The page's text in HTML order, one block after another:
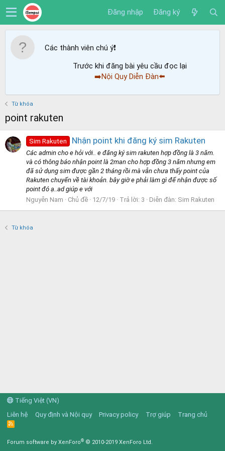
Đăng nhập Đăng ký
Các thành viên chú ý❗️
Trước khi đăng bài yêu cầu đọc lại
➡️Nội Quy Diễn Đàn⬅️
Từ khóa
point rakuten
Sim Rakuten Nhận point khi đăng ký sim Rakuten
Các admin cho e hỏi với.. e đăng ký sim rakuten hợp đồng là 3 năm.
và có thông báo nhận point là 2man cho hợp đồng 3 năm nhưng em
đã sử dụng sim được gần 2 tháng rồi mà vẫn chưa thấy point của
Rakuten chuyển về tài khoản. bây giờ e phải làm gì để nhận được số
point đó ạ..ad giúp e với
Nguyễn Nam
Chủ đề 12/7/19 Trả lời: 3 Diễn đàn: Sim Rakuten
Từ khóa
Tiếng Việt (VN)
Liên hệ
Quy định và Nội quy Privacy policy Trợ giúp Trang chủ
R
S
Forum software by XenForo® © 2010-2019 XenForo Ltd.